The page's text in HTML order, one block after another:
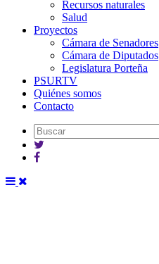
Recursos naturales
Salud
Proyectos
Cámara de Senadores
Cámara de Diputados
Legislatura Porteña
PSURTV
Quiénes somos
Contacto